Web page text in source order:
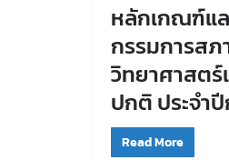
หลักเกณฑ์แล
กรรมการส
วิทยาศาสตร์
ปกติ ประจำ
Read More